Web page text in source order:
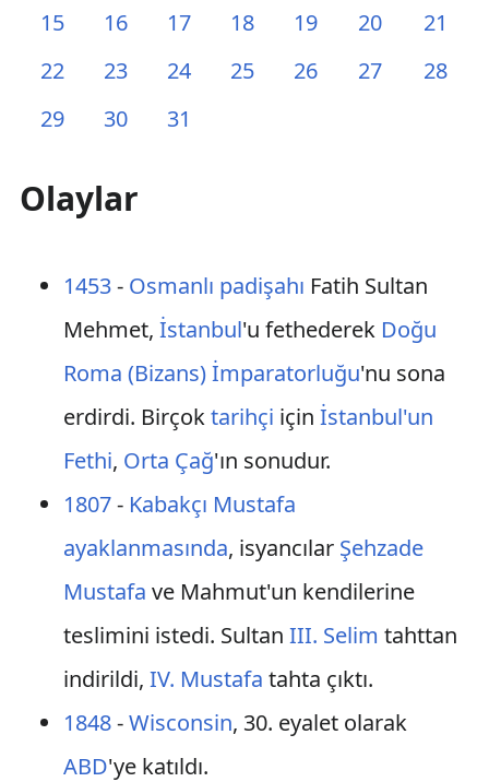
15
16 17 18 19 20
21
22
23 24 25 26 27
28
29
30 31
Olaylar
1453- Osmanlı padişahı Fatih Sultan
Mehmet, İstanbul'u fethederek Doğu
Roma (Bizans) İmparatorluğu'nu sona
erdirdi. Birçoktarihçi için İstanbul'un
Fethi, Orta Çağ'ın sonudur.
1807- Kabakçı Mustafa
ayaklanmasında, isyancılar Şehzade
Mustafa ve Mahmut'un kendilerine
teslimini istedi. Sultan III. Selim tahttan
indirildi, IV. Mustafa tahta çıktı.
1848-Wisconsin, 30. eyalet olarak
ABD'ye katıldı.